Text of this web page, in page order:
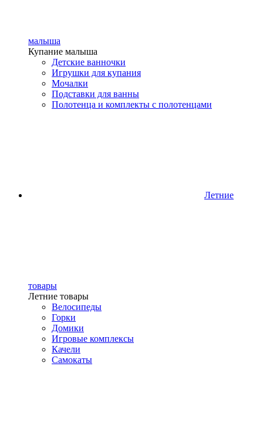
малыша
Купание малыша
Детские ванночки
Игрушки для купания
Мочалки
Подставки для ванны
Полотенца и комплекты с полотенцами
Летние
товары
Летние товары
Велосипеды
Горки
Домики
Игровые комплексы
Качели
Самокаты